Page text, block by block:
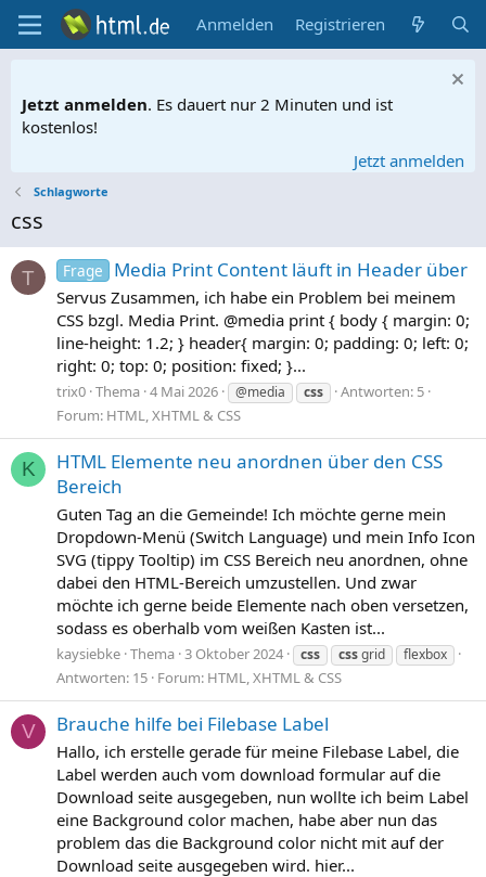
Anmelden Registrieren
Jetzt anmelden. Es dauert nur 2 Minuten und ist
kostenlos!
Jetzt anmelden
Schlagworte
css
T Frage Media Print Content läuft in Header über
Servus Zusammen, ich habe ein Problem bei meinem
CSS bzgl. Media Print. @media print { body { margin: 0;
line-height: 1.2; } header{ margin: 0; padding: 0; left: 0;
right: 0; top: 0; position: fixed; }...
trix0 Thema 4 Mai 2026 @media css
Antworten: 5
Forum: HTML, XHTML & CSS
K
HTML Elemente neu anordnen über den CSS
Bereich
Guten Tag an die Gemeinde! Ich möchte gerne mein
Dropdown-Menü (Switch Language) und mein Info Icon
SVG (tippy Tooltip) im CSS Bereich neu anordnen, ohne
dabei den HTML-Bereich umzustellen. Und zwar
möchte ich gerne beide Elemente nach oben versetzen,
sodass es oberhalb vom weißen Kasten ist...
kaysiebke Thema 3 Oktober 2024 css cssgrid flexbox
Antworten: 15 Forum: HTML, XHTML & CSS
V Brauche hilfe bei Filebase Label
Hallo, ich erstelle gerade für meine Filebase Label, die
Label werden auch vom download formular auf die
Download seite ausgegeben, nun wollte ich beim Label
eine Background color machen, habe aber nun das
problem das die Background color nicht mit auf der
Download seite ausgegeben wird. hier...